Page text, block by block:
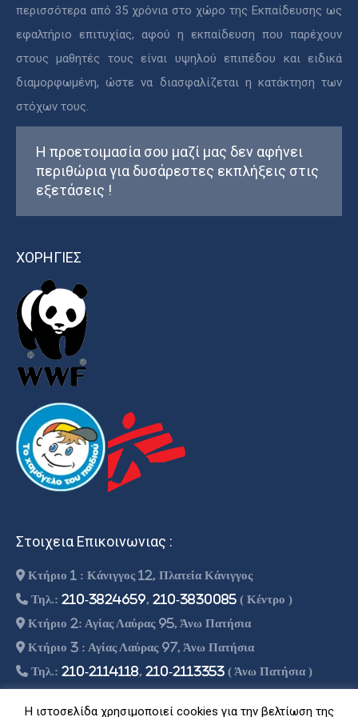
περισσότερα από 35 χρόνια στο χώρο της Εκπαίδευσης ως
εφαλτήριο επιτυχίας, αφού η εκπαίδευση που παρέχουν
στους μαθητές τους είναι υψηλού επιπέδου και ειδικά
διαμορφωμένη, ώστε να διασφαλίζεται η κατάκτηση των
στόχων τους.
Η προετοιμασία σου μαζί μας δεν αφήνει
περιθώρια για δυσάρεστες εκπλήξεις στις
εξετάσεις !
ΧΟΡΗΓΙΕΣ
Στοιχεια Επικοινωνιας :
Κτήριο 1 : Κάνιγγος 12, Πλατεία Κάνιγγος
Τηλ.: 210-3824659 210-3830085 ( Κέντρο )
Κτήριο 2: Αγίας Λαύρας 95, Άνω Πατήσια
Κτήριο 3 : Αγίας Λαύρας 97, Άνω Πατήσια
Τηλ.: 210-2114118 210-2113353 ( Άνω Πατήσια )
Η ιστοσελίδα χρησιμοποιεί cookies για την βελτίωση της